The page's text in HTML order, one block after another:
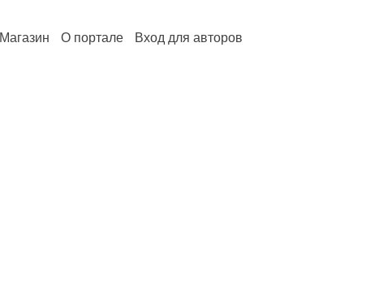
Магазин О портале Вход для авторов